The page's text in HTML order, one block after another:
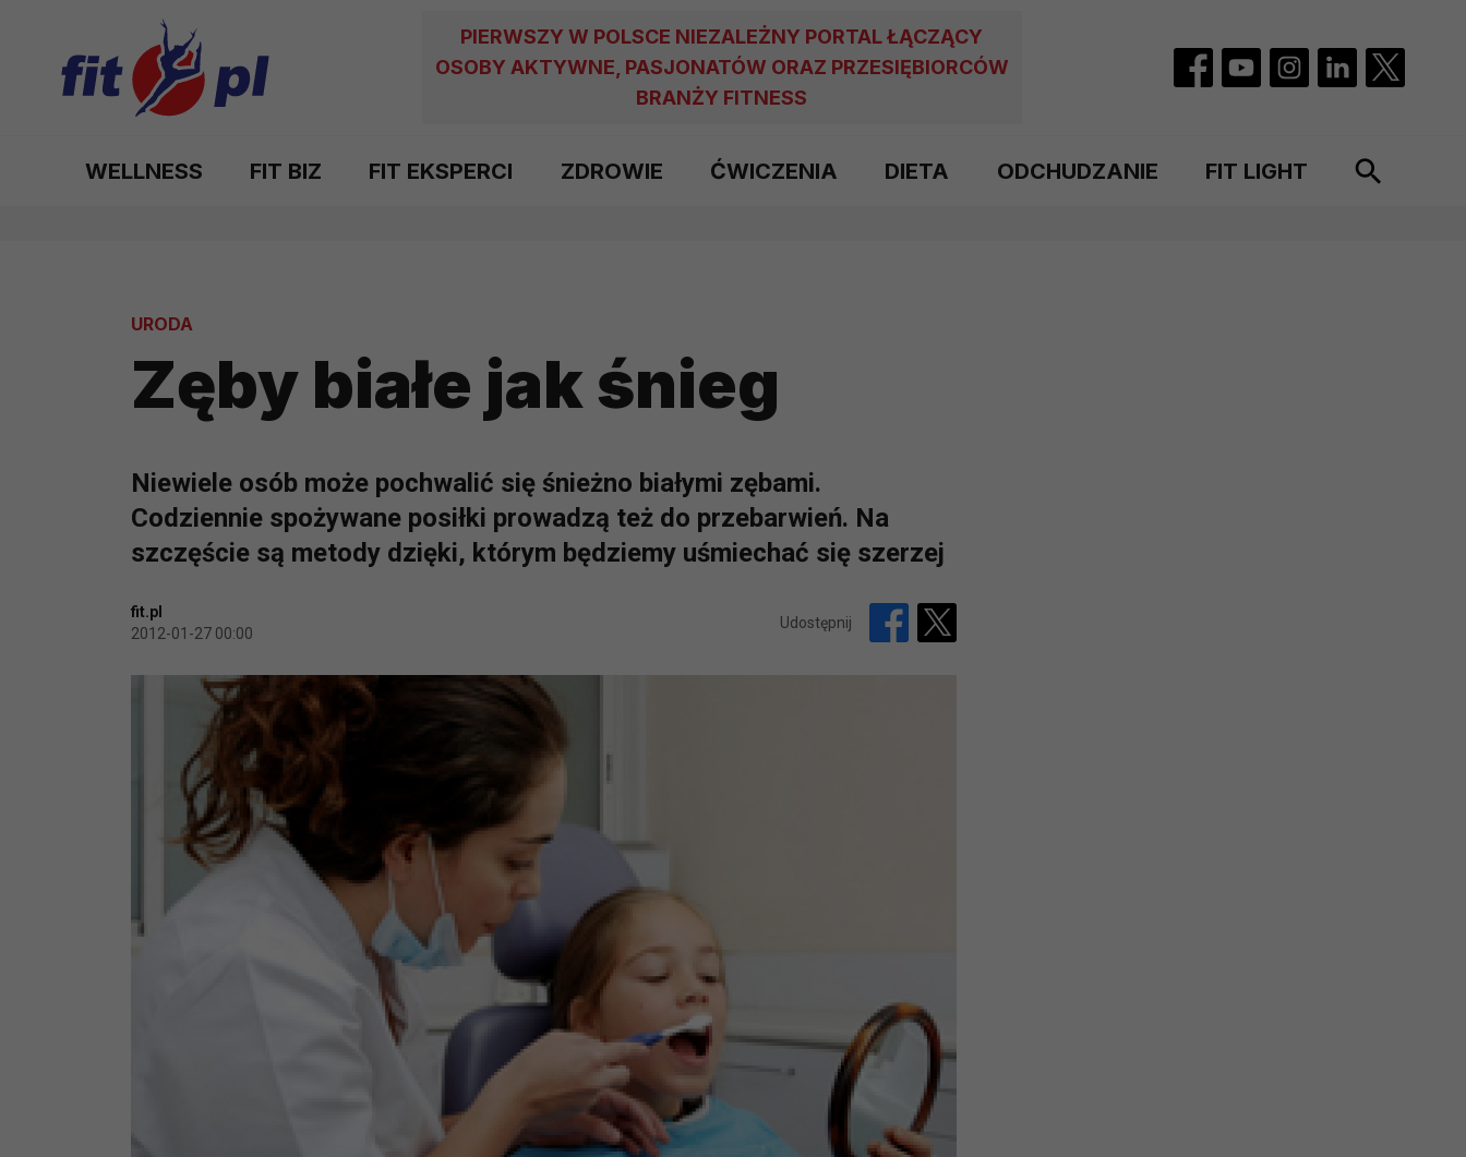
PIERWSZY W POLSCE NIEZALEŻNY PORTAL ŁĄCZĄCY
OSOBY AKTYWNE, PASJONATÓW ORAZ PRZESIĘBIORCÓW
BRANŻY FITNESS
WELLNESS FIT BIZ FIT EKSPERCI ZDROWIE ĆWICZENIA DIETA ODCHUDZANIE FIT LIGHT
URODA
Zęby białe jak śnieg
Niewiele osób może pochwalić się śnieżno białymi zębami.
Codziennie spożywane posiłki prowadzą też do przebarwień. Na
szczęście są metody dzięki, którym będziemy uśmiechać się szerzej
fit.pl
2012-01-27 00:00
Udostępnij